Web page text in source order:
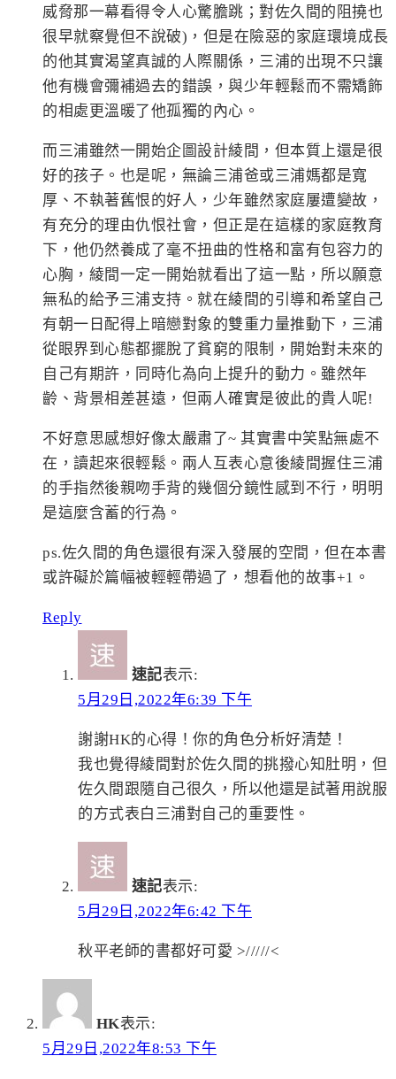
威脅那一幕看得令人心驚膽跳；對佐久間的阻撓也
很早就察覺但不說破)，但是在險惡的家庭環境成長
的他其實渴望真誠的人際關係，三浦的出現不只讓
他有機會彌補過去的錯誤，與少年輕鬆而不需矯飾
的相處更溫暖了他孤獨的內心。
而三浦雖然一開始企圖設計綾間，但本質上還是很
好的孩子。也是呢，無論三浦爸或三浦媽都是寬
厚、不執著舊恨的好人，少年雖然家庭屢遭變故，
有充分的理由仇恨社會，但正是在這樣的家庭教育
下，他仍然養成了毫不扭曲的性格和富有包容力的
心胸，綾間一定一開始就看出了這一點，所以願意
無私的給予三浦支持。就在綾間的引導和希望自己
有朝一日配得上暗戀對象的雙重力量推動下，三浦
從眼界到心態都擺脫了貧窮的限制，開始對未來的
自己有期許，同時化為向上提升的動力。雖然年
齡、背景相差甚遠，但兩人確實是彼此的貴人呢!
不好意思感想好像太嚴肅了~ 其實書中笑點無處不
在，讀起來很輕鬆。兩人互表心意後綾間握住三浦
的手指然後親吻手背的幾個分鏡性感到不行，明明
是這麼含蓄的行為。
ps.佐久間的角色還很有深入發展的空間，但在本書
或許礙於篇幅被輕輕帶過了，想看他的故事+1。
Reply
速記表示:
5月29日,2022年6:39 下午
謝謝HK的心得！你的角色分析好清楚！
我也覺得綾間對於佐久間的挑撥心知肚明，但
佐久間跟隨自己很久，所以他還是試著用說服
的方式表白三浦對自己的重要性。
速記表示:
5月29日,2022年6:42 下午
秋平老師的書都好可愛 >/////<
HK表示:
5月29日,2022年8:53 下午